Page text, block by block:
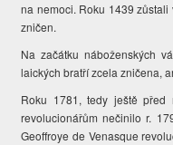
na nemoci. Roku 1439
zničen.
Na začátku náboženských
laických bratří zcela zničena,
Roku 1781, tedy ještě
revolucionářům nečinilo r.
Geoffroye de Venasque